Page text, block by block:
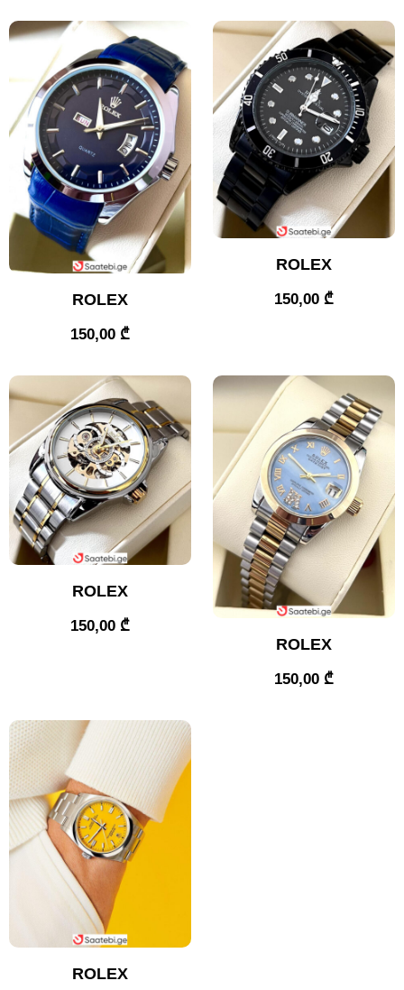
ROLEX
150,00 ₾
ROLEX
150,00 ₾
ROLEX
150,00 ₾
ROLEX
150,00 ₾
ROLEX